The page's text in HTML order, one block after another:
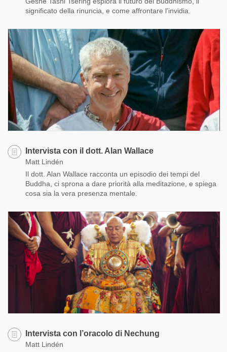
significato della rinuncia, e come affrontare l’invidia.
Intervista con il dott. Alan Wallace
Matt Lindén
Il dott. Alan Wallace racconta un episodio dei tempi del
Buddha, ci sprona a dare priorità alla meditazione, e spiega
cosa sia la vera presenza mentale.
Intervista con l’oracolo di Nechung
Matt Lindén